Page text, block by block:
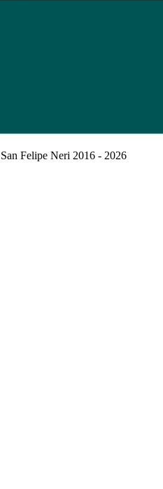
Felipe Neri 2016 - 2026